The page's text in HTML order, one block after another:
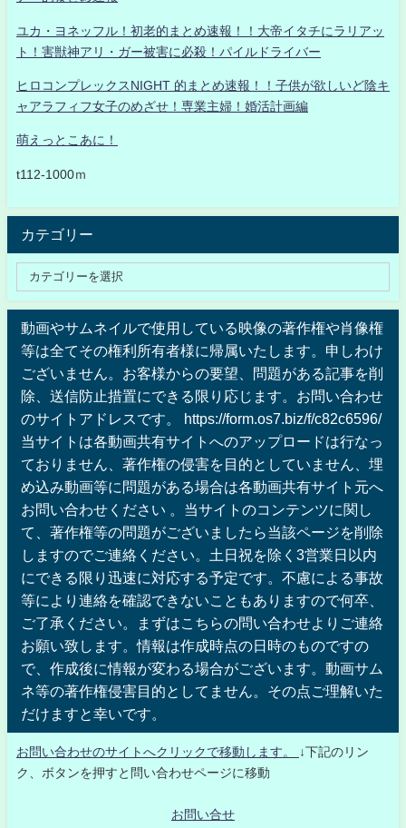
ユカ・ヨネッフル！初老的まとめ速報！！大帝イタチにラリアッ
ト！害獣神アリ・ガー被害に必殺！パイルドライバー
ヒロコンプレックスNIGHT 的まとめ速報！！子供が欲しいど陰キ
ャアラフィフ女子のめざせ！専業主婦！婚活計画編
萌えっとこあに！
t112-1000ｍ
カテゴリー
動画やサムネイルで使用している映像の著作権や肖像権
等は全てその権利所有者様に帰属いたします。申しわけ
ございません。お客様からの要望、問題がある記事を削
除、送信防止措置にできる限り応じます。お問い合わせ
のサイトアドレスです。 https://form.os7.biz/f/c82c6596/
当サイトは各動画共有サイトへのアップロードは行なっ
ておりません、著作権の侵害を目的としていません、埋
め込み動画等に問題がある場合は各動画共有サイト元へ
お問い合わせください 。当サイトのコンテンツに関し
て、著作権等の問題がございましたら当該ページを削除
しますのでご連絡ください。土日祝を除く3営業日以内
にできる限り迅速に対応する予定です。不慮による事故
等により連絡を確認できないこともありますので何卒、
ご了承ください。まずはこちらの問い合わせよりご連絡
お願い致します。情報は作成時点の日時のものですの
で、作成後に情報が変わる場合がございます。動画サム
ネ等の著作権侵害目的としてません。その点ご理解いた
だけますと幸いです。
お問い合わせのサイトへクリックで移動します。
↓下記のリン
ク、ボタンを押すと問い合わせページに移動
お問い合せ